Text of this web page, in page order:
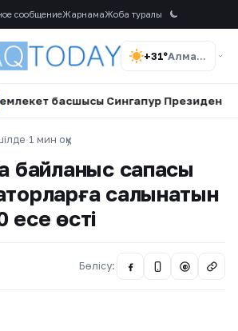
сообщениеЖарнамаЖоба туралы
+31° Алматы
Сингапур Президентін ұлттық
·1 мин оқу
байланыс сапасы
салынатын
есе өсті
Бөлісу: @